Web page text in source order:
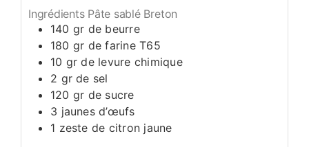
Ingrédients Pâte sablé Breton
140 gr de beurre
180 gr de farine T65
10 gr de levure chimique
2 gr de sel
120 gr de sucre
3 jaunes d’œufs
1 zeste de citron jaune